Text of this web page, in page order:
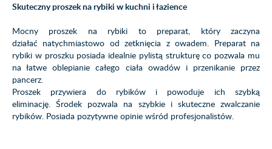
Skuteczny proszek na rybiki w kuchni i łazience
Mocny proszek na rybiki to preparat, który zaczyna
działać natychmiastowo od zetknięcia z owadem. Preparat na
rybiki w proszku posiada idealnie pylistą strukturę co pozwala mu
na łatwe oblepianie całego ciała owadów i przenikanie przez
pancerz.
Proszek przywiera do rybików i powoduje ich szybką
eliminację. Środek pozwala na szybkie i skuteczne zwalczanie
rybików. Posiada pozytywne opinie wśród profesjonalistów.